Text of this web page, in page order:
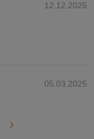
12.12.2025
05.03.2025